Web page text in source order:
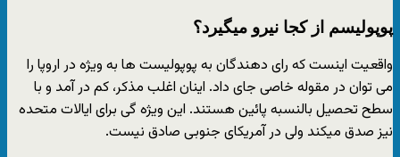
پوپولیسم از کجا نیرو میگیرد؟
واقعیت اینست که رای دهندگان به پوپولیست ها به ویژه در اروپا را
می توان در مقوله خاصی جای داد. اینان اغلب مذکر، کم در آمد و با
سطح تحصیل بالنسبه پائین هستند. این ویژه گی برای ایالات متحده
نیز صدق میکند ولی در آمریکای جنوبی صادق نیست.